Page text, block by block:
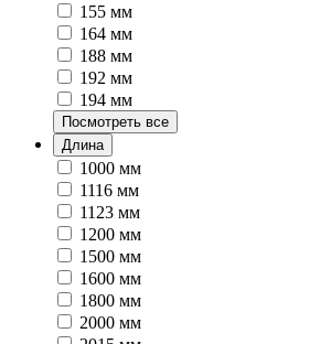
155 мм
164 мм
188 мм
192 мм
194 мм
Посмотреть все
Длина
1000 мм
1116 мм
1123 мм
1200 мм
1500 мм
1600 мм
1800 мм
2000 мм